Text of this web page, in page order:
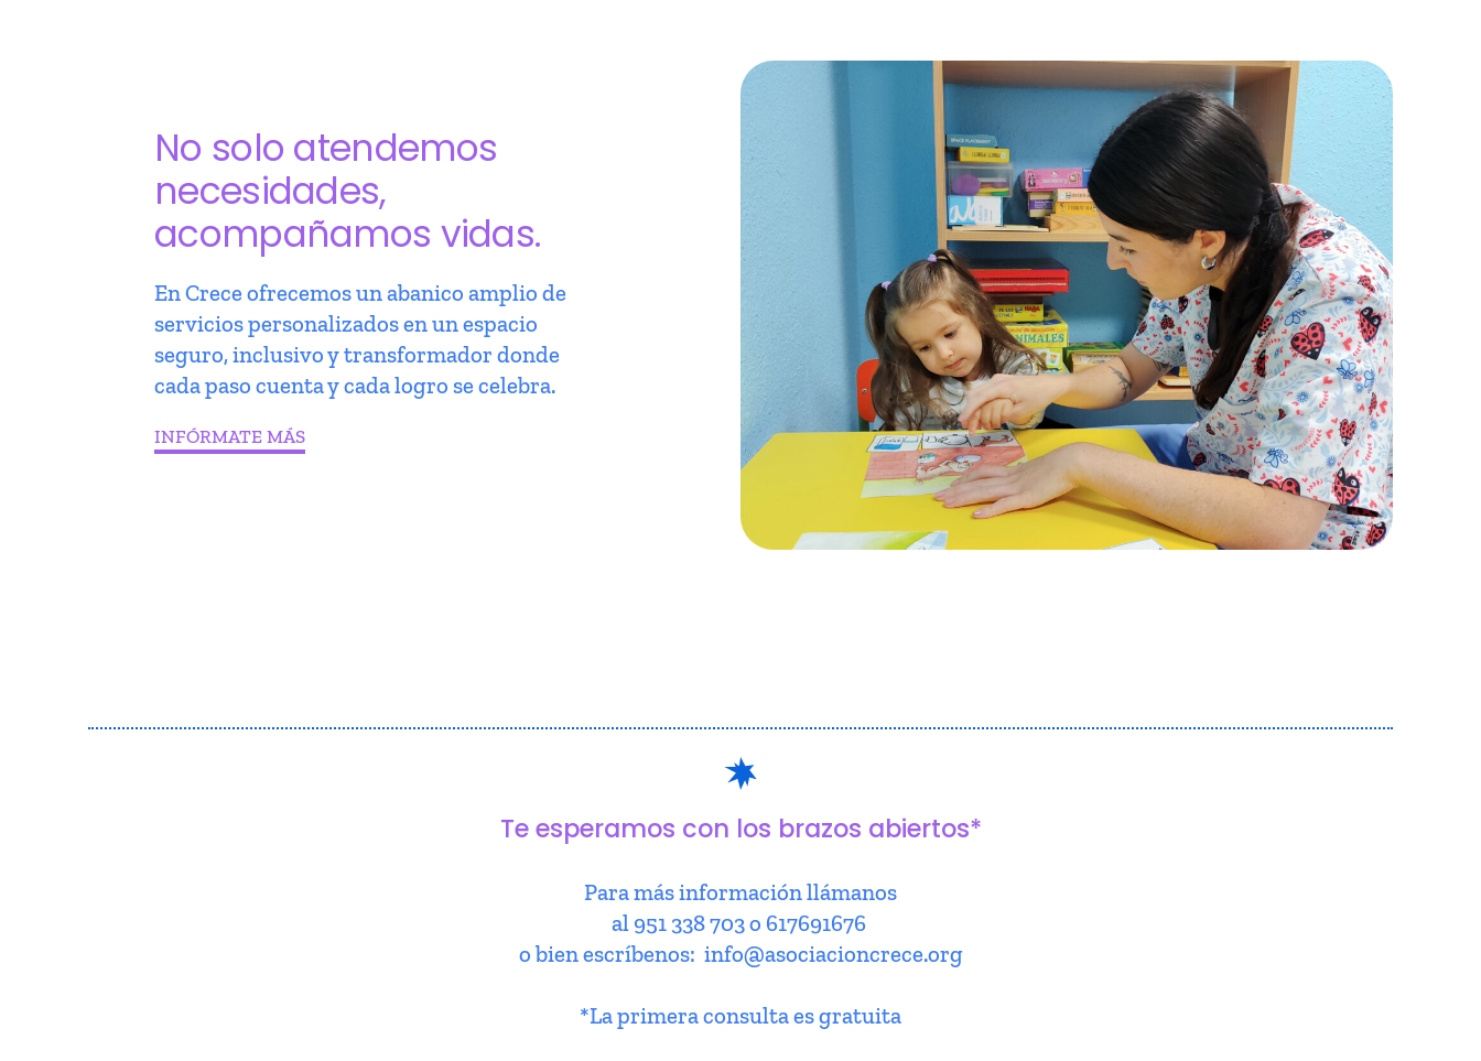
No solo atendemos
necesidades,
acompañamos vidas.
En Crece ofrecemos un abanico amplio de
servicios personalizados en un espacio
seguro, inclusivo y transformador donde
cada paso cuenta y cada logro se celebra.
INFÓRMATE MÁS
Te esperamos con los brazos abiertos*
Para más información llámanos
al 951 338 703 o 617691676
o bien escríbenos: info@asociacioncrece.org
*La primera consulta es gratuita